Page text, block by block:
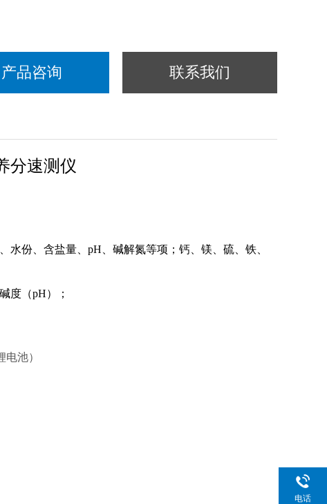
产品咨询 联系我们
分速测仪
份、含盐量、pH、碱解氮等项；钙、镁、硫、铁、
度（pH）；
电池）
电话